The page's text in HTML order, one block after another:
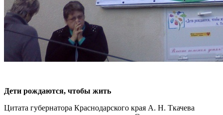
Дети рождаются, чтобы жить
Цитата губернатора Краснодарского края А. Н. Ткачева